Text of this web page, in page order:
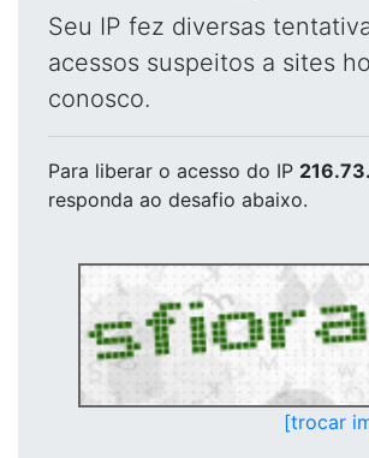
Seu IP fez diversas
acessos suspeitos a sites
conosco.
Para liberar o acesso do IP
responda ao desafio abaixo.
[trocar